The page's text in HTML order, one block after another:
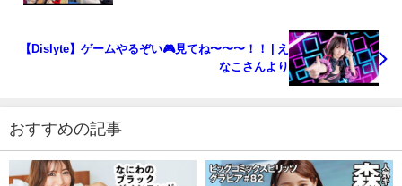
【Dislyte】ゲームやるぞい🎮見てね〜〜〜！！ | え
なこさんより
おすすめの記事